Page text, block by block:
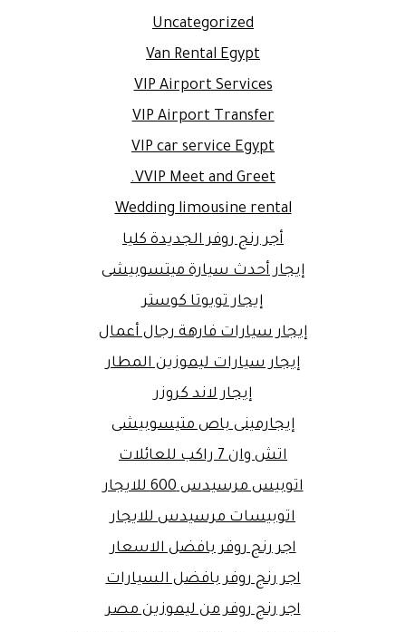
Uncategorized
Van Rental Egypt
VIP Airport Services
VIP Airport Transfer
VIP car service Egypt
VVIP Meet and Greet.
Wedding limousine rental
أجر رنج روفر الجديدة كليا
إيجار أحدث سيارة ميتسوبيشى
إيجار تويوتا كوستر
إيجار سيارات فارهة رجال أعمال
إيجار سيارات ليموزين المطار
إيجار لاند كروزر
إيجارمينى باص متيسوبيشى
اتش وان 7 راكب للعائلات
اتوبيس مرسيدس 600 للايجار
اتوبيسات مرسيدس للايجار
اجر رنج روفر بافضل الاسعار
اجر رنج روفر بافضل السيارات
اجر رنج روفر من ليموزين مصر